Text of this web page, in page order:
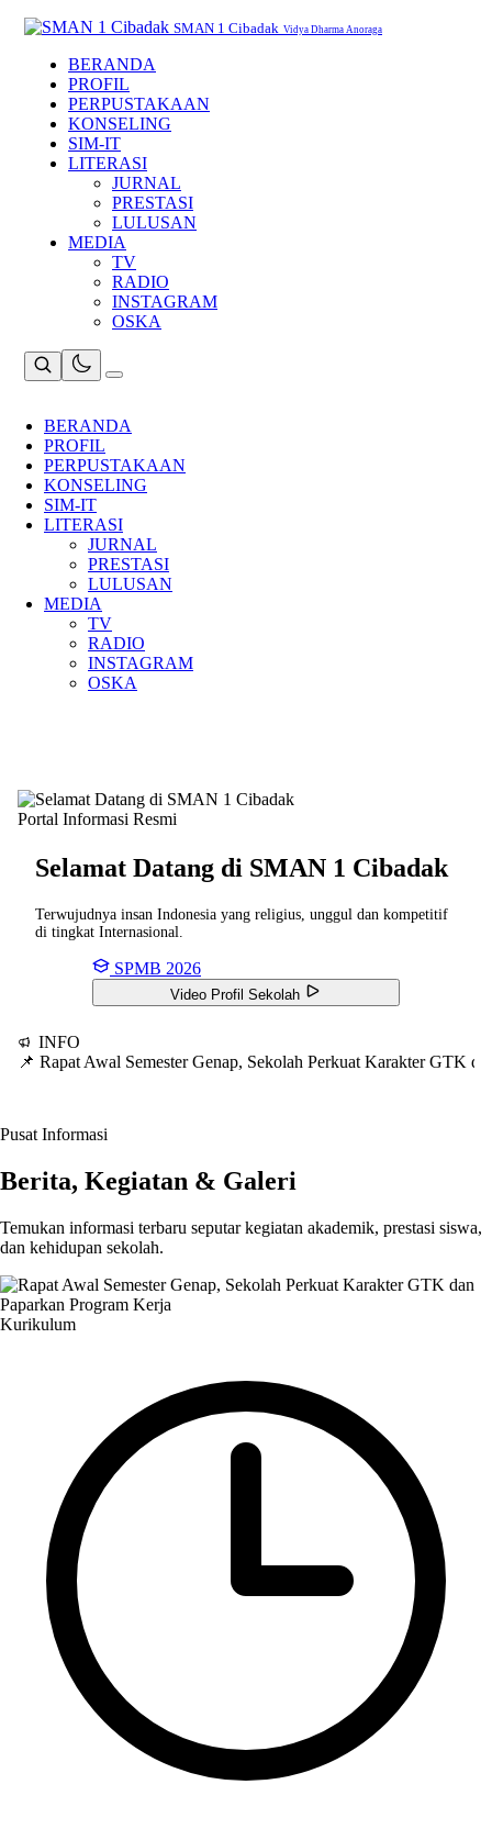
SMAN 1 Cibadak Vidya Dharma Anoraga
BERANDA
PROFIL
PERPUSTAKAAN
KONSELING
SIM-IT
LITERASI
JURNAL
PRESTASI
LULUSAN
MEDIA
TV
RADIO
INSTAGRAM
OSKA
BERANDA
PROFIL
PERPUSTAKAAN
KONSELING
SIM-IT
LITERASI
JURNAL
PRESTASI
LULUSAN
MEDIA
TV
RADIO
INSTAGRAM
OSKA
Portal Informasi Resmi
Selamat Datang di SMAN 1 Cibadak
Terwujudnya insan Indonesia yang religius, unggul dan kompetitif
di tingkat Internasional.
SPMB 2026
Video Profil Sekolah
INFO
📌 Rapat Awal Semester Genap, Sekolah Perkuat Karakter GTK
Pusat Informasi
Berita, Kegiatan & Galeri
Temukan informasi terbaru seputar kegiatan akademik, prestasi siswa,
dan kehidupan sekolah.
Kurikulum